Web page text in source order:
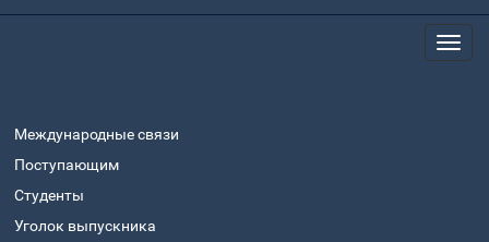
Международные связи
Поступающим
Студенты
Уголок выпускника